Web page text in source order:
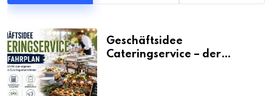
Geschäftsidee
Cateringservice – der